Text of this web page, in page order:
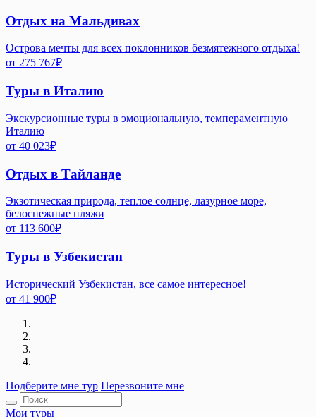
Отдых на Мальдивах
Острова мечты для всех поклонников безмятежного отдыха!
от 275 767₽
Туры в Италию
Экскурсионные туры в эмоциональную, темпераментную
Италию
от 40 023₽
Отдых в Тайланде
Экзотическая природа, теплое солнце, лазурное море,
белоснежные пляжи
от 113 600₽
Туры в Узбекистан
Исторический Узбекистан, все самое интересное!
от 41 900₽
Подберите мне тур Перезвоните мне
Мои туры